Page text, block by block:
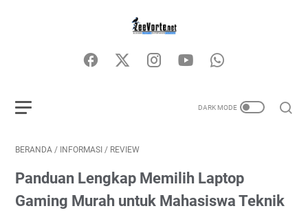
BERANDA / INFORMASI / REVIEW
Panduan Lengkap Memilih Laptop
Gaming Murah untuk Mahasiswa Teknik